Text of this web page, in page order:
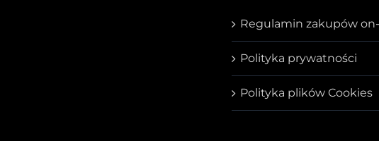
Regulamin zakupów
Polityka prywatności
Polityka plików Cookies